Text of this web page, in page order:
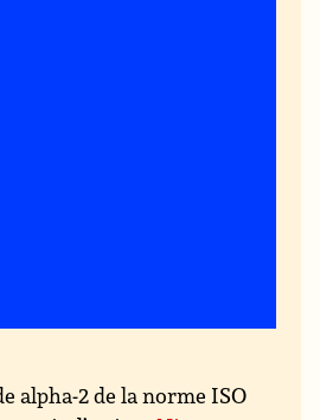
alpha-2 de la norme ISO